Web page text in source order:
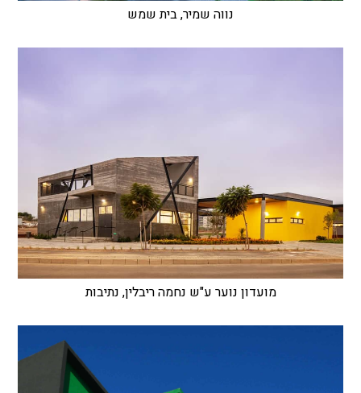
נווה שמיר, בית שמש
מועדון נוער ע"ש נחמה ריבלין, נתיבות